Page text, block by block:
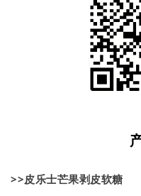
>>皮乐士芒果剥皮软糖